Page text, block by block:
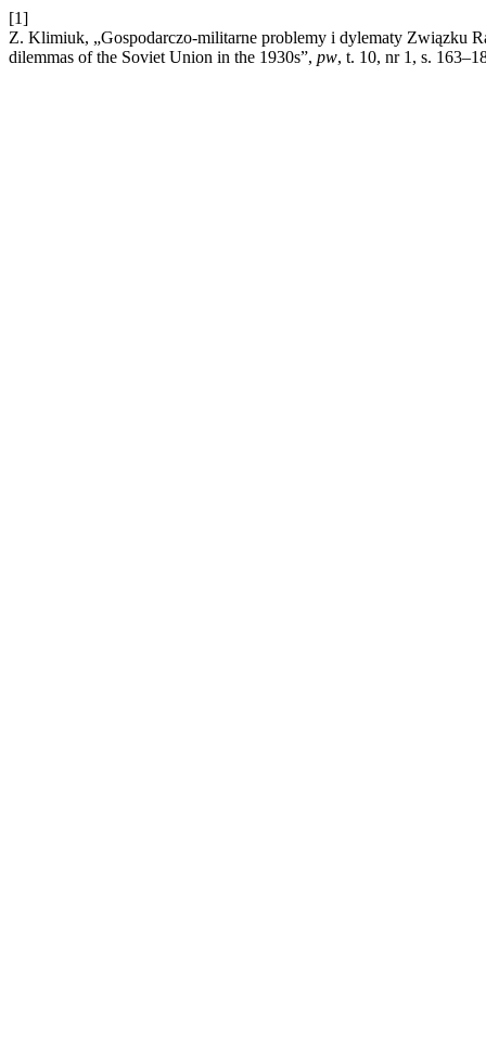
[1]
Z. Klimiuk, „Gospodarczo-militarne problemy i dylematy Związku
dilemmas of the Soviet Union in the 1930s”, pw, t. 10, nr 1, s.